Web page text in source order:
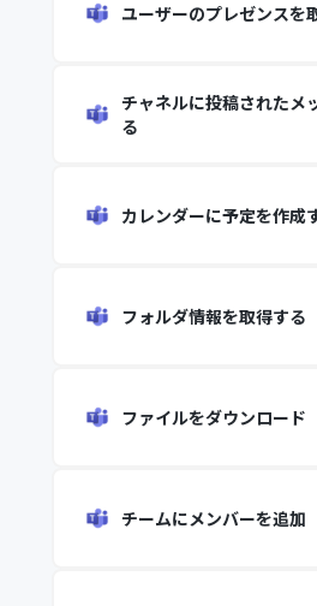
ユーザーのプレゼンスを
チャネルに投稿されたメ
る
カレンダーに予定を作成
フォルダ情報を取得する
ファイルをダウンロード
チームにメンバーを追加